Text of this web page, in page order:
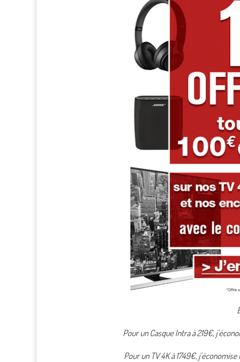
Pour un Casque Intra à 219€,
Pour un TV 4K à 1749€,